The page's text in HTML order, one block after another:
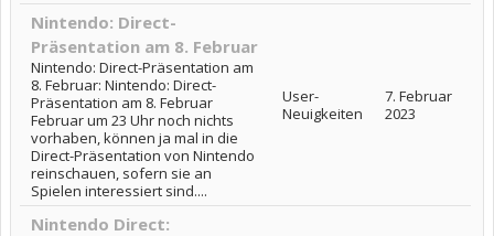
Nintendo: Direct-
Präsentation am 8. Februar
Nintendo: Direct-Präsentation am
8. Februar: Nintendo: Direct-
Präsentation am 8. Februar
Februar um 23 Uhr noch nichts
vorhaben, können ja mal in die
Direct-Präsentation von Nintendo
reinschauen, sofern sie an
Spielen interessiert sind....
User-
Neuigkeiten
7. Februar
2023
Nintendo Direct: